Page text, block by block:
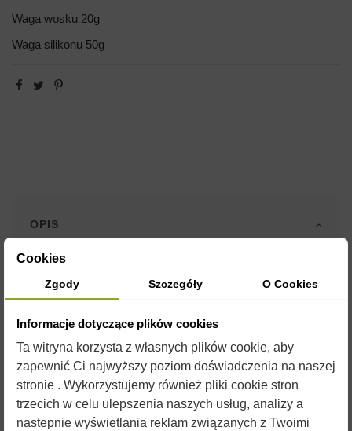
Waga wosku 20g
Waga silikonu 50g
OPIS
Formy silikonowe są wykonane z elastycznego i wytrzymałego
silikonu o plastycznych właściwościach umożliwiających
Przed uzupełnieniem formy płynnym woskiem, zaleca się
spryskanie jej silikonem w sprayu. Silikon jest jednocześnie
konserwantem dla formy i czynnikiem ułatwiającym
wyjmowanie gotowych świec.
W naszym sklepie znajdą Państwoformy na każdą okazję
Cookies
Zgody Szczegóły O Cookies
Informacje dotyczące plików cookies
Ta witryna korzysta z własnych plików cookie, aby
zapewnić Ci najwyższy poziom doświadczenia na naszej
stronie . Wykorzystujemy również pliki cookie stron
trzecich w celu ulepszenia naszych usług, analizy a
nastepnie wyświetlania reklam związanych z Twoimi